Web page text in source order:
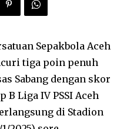
Sepakbola Aceh
tiga poin penuh
Sabang dengan skor
B Liga IV PSSI Aceh
di Stadion